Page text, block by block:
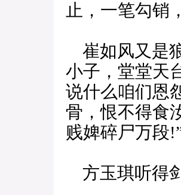
止，一笔勾销
崔如风又是
小子，堂堂天
说什么咱们恩
骨，恨不得食
贱婢碎尸万段
方玉琪听得